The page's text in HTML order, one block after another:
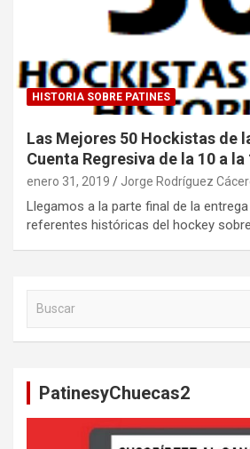
HISTORIA SOBRE PATINES
Las Mejores 50 Hockistas de
Cuenta Regresiva de la 10 a la
enero 31, 2019 Jorge Rodríguez
Llegamos a la parte final de la
referentes históricas del hockey
PatinesyChuecas2